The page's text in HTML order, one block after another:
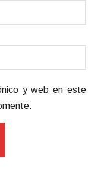
y web en este